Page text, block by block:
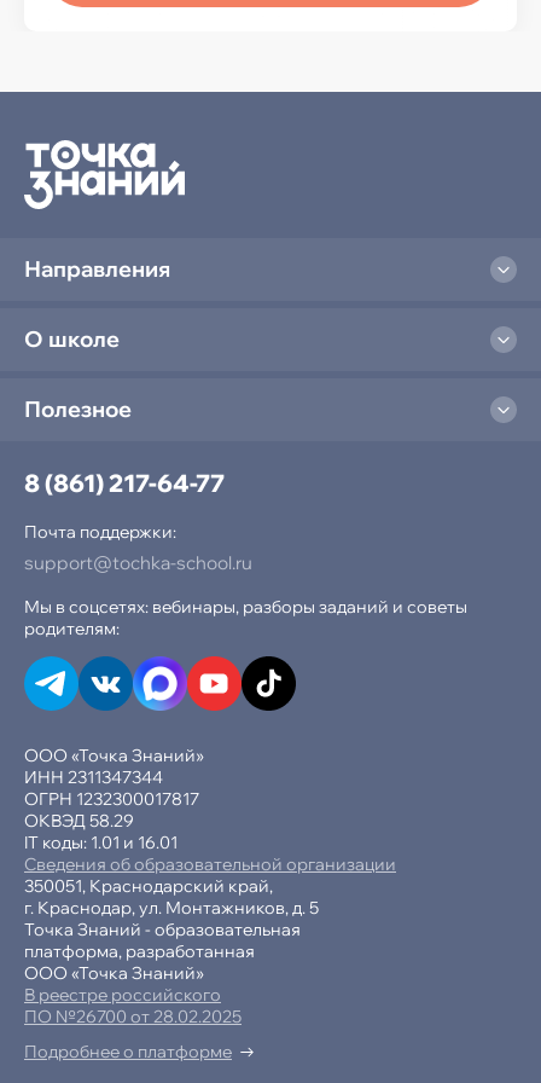
ООО «Точка Знаний»
ИНН 2311347344
ОГРН 1232300017817
ОКВЭД 58.29
IT коды: 1.01 и 16.01
Сведения об образовательной организации
350051, Краснодарский край,
г. Краснодар, ул. Монтажников, д. 5
Точка Знаний - образовательная
платформа, разработанная
ООО «Точка Знаний»
В реестре российского
ПО №26700 от 28.02.2025
Подробнее о платформе
Направления
О школе
Полезное
8 (861) 217-64-77
Почта поддержки:
support@tochka-school.ru
Мы в соцсетях: вебинары, разборы заданий и советы
родителям: